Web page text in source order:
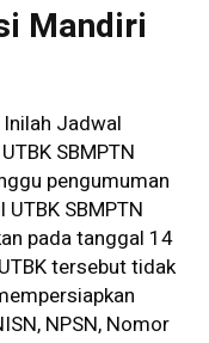
Mandiri
Jadwal
SBMPTN
pengumuman
SBMPTN
pada tanggal 14
tersebut tidak
NPSN, Nomor